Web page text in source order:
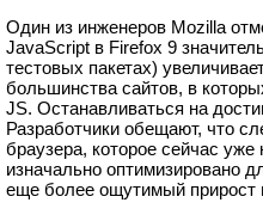
Один из инженеров Mozilla
JavaScript в Firefox 9
тестовых пакетах)
большинства сайтов, в
JS. Останавливаться на
Разработчики обещают, что
браузера, которое сейчас уже
изначально оптимизировано
еще более ощутимый прирост